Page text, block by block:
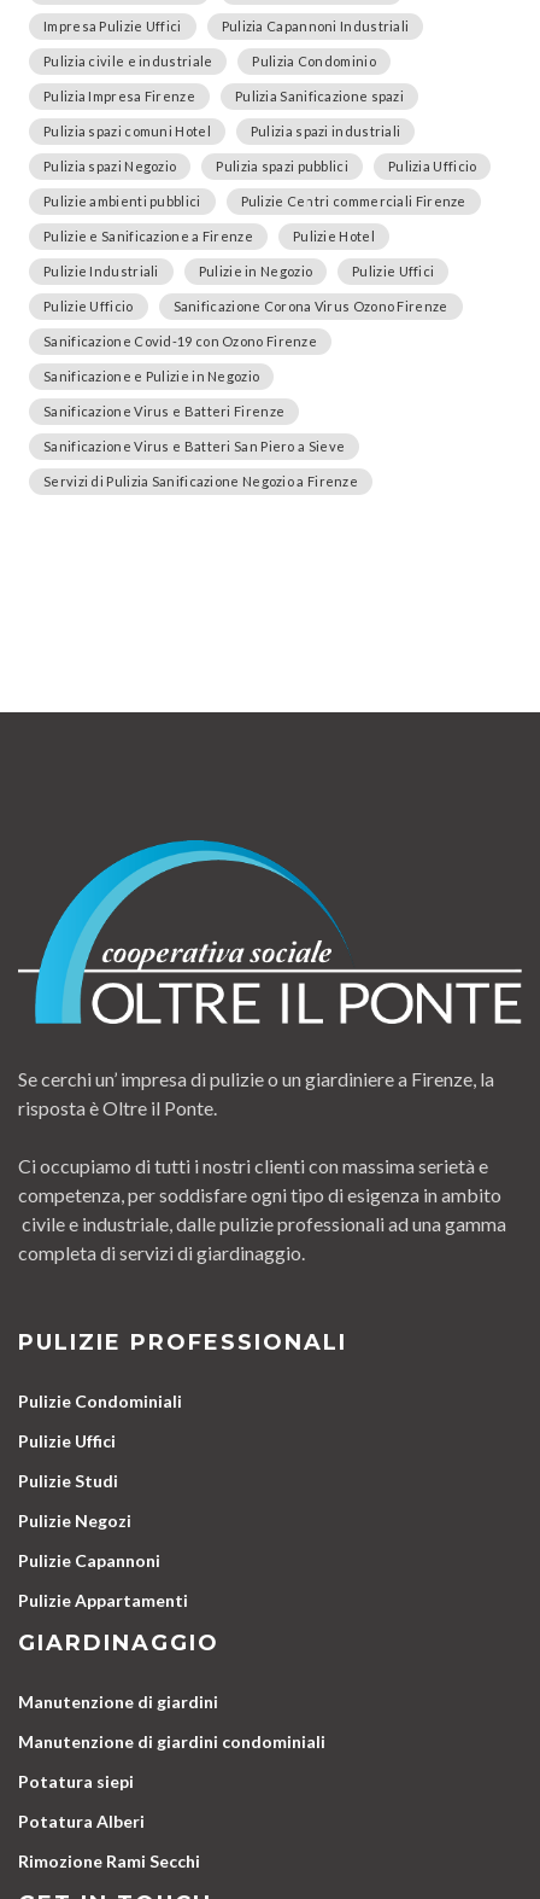
Impresa Pulizie Uffici Pulizia Capannoni Industriali
Pulizia civile e industriale Pulizia Condominio
Pulizia Impresa Firenze Pulizia Sanificazione spazi
Pulizia spazi comuni Hotel Pulizia spazi industriali
Pulizia spazi Negozio Pulizia spazi pubblici Pulizia Ufficio
Pulizie ambienti pubblici Pulizie Centri commerciali Firenze
Pulizie e Sanificazione a Firenze Pulizie Hotel
Pulizie Industriali Pulizie in Negozio Pulizie Uffici
Pulizie Ufficio Sanificazione Corona Virus Ozono Firenze
Sanificazione Covid-19 con Ozono Firenze
Sanificazione e Pulizie in Negozio
Sanificazione Virus e Batteri Firenze
Sanificazione Virus e Batteri San Piero a Sieve
Servizi di Pulizia Sanificazione Negozio a Firenze
Se cerchi un’ impresa di pulizie o un giardiniere a Firenze, la
risposta è Oltre il Ponte.
Ci occupiamo di tutti i nostri clienti con massima serietà e
competenza, per soddisfare ogni tipo di esigenza in ambito
civile e industriale, dalle pulizie professionali ad una gamma
completa di servizi di giardinaggio.
PULIZIE PROFESSIONALI
Pulizie Condominiali
Pulizie Uffici
Pulizie Studi
Pulizie Negozi
Pulizie Capannoni
Pulizie Appartamenti
GIARDINAGGIO
Manutenzione di giardini
Manutenzione di giardini condominiali
Potatura siepi
Potatura Alberi
Rimozione Rami Secchi